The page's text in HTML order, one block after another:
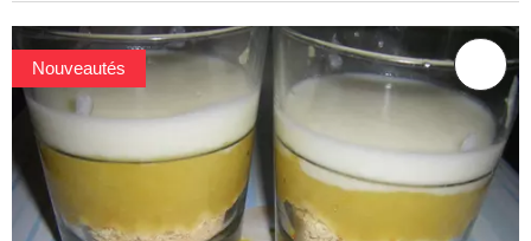
Nouveautés